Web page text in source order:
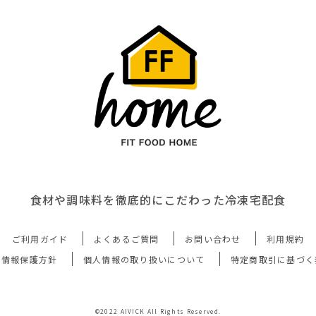
食材や調味料を徹底的にこだわった冷凍宅配食
ご利用ガイド よくあるご質問 お問い合わせ
利用規約
報保護方針
個人情報の取り扱いについて 特定商取引に基づ
©2022 AIVICK All Rights Reserved.